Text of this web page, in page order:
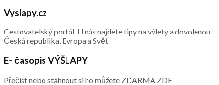
Vyslapy.cz
Cestovatelský portál. U nás najdete tipy na výlety a dovolenou.
Česká republika, Evropa a Svět
E- časopis VÝŠLAPY
Přečíst nebo stáhnout si ho můžete ZDARMA ZDE